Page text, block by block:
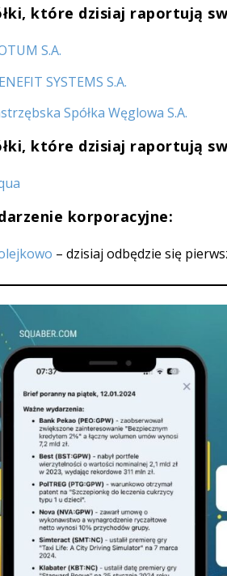
które dzisiaj raportują
S.A.
SYSTEMS S.A.
Spółka Węglowa S.A.
które dzisiaj raportują
korporacyjne:
– dzisiaj odbędzie się